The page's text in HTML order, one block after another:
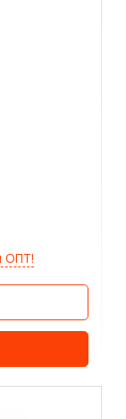
ОПТ!